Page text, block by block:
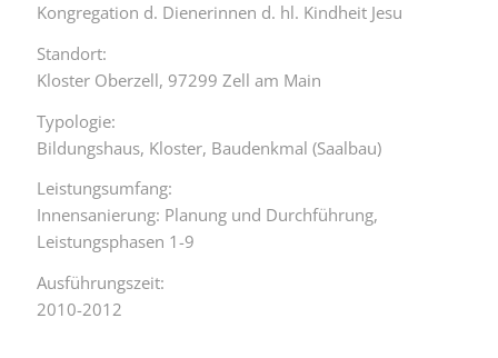
Kongregation d. Dienerinnen d. hl. Kindheit Jesu
Standort:
Kloster Oberzell, 97299 Zell am Main
Typologie:
Bildungshaus, Kloster, Baudenkmal (Saalbau)
Leistungsumfang:
Innensanierung: Planung und Durchführung,
Leistungsphasen 1-9
Ausführungszeit:
2010-2012